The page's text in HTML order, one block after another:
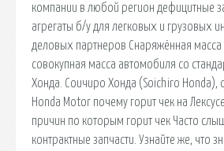
компании в любой регион дефицитные
агрегаты б/у для легковых и грузовых
деловых партнеров Снаряжённая масса
совокупная масса автомобиля со
Хонда. Соичиро Хонда (Soichiro Honda),
Honda Motor почему горит чек на
причин по которым горит чек Часто
контрактные запчасти. Узнайте же, что